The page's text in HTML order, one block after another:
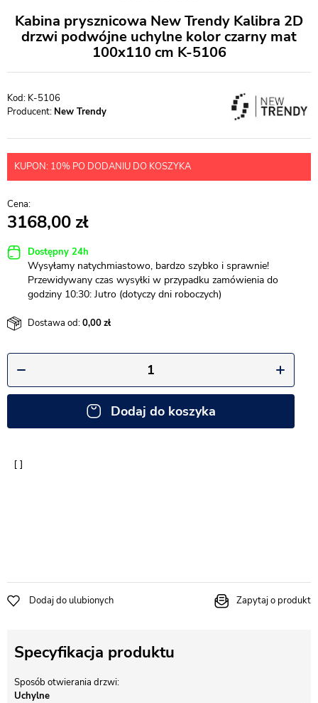
Kabina prysznicowa New Trendy Kalibra 2D
drzwi podwójne uchylne kolor czarny mat
100x110 cm K-5106
K-5106
Producent: New Trendy
KUPON: 10% PO DODANIU DO KOSZYKA
3168,00
Dostępny 24h
Wysyłamy natychmiastowo, bardzo szybko i sprawnie!
Przewidywany czas wysyłki w przypadku zamówienia do
godziny 10:30: Jutro (dotyczy dni roboczych)
Dostawa od:0,00
Dodaj do koszyka
Dodaj do ulubionych Zapytaj o produkt
Specyfikacja produktu
Sposób otwierania drzwi
Uchylne